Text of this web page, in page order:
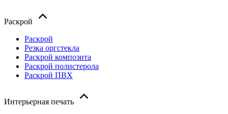
Раскрой
Раскрой
Резка оргстекла
Раскрой композита
Раскрой полистерола
Раскрой ПВХ
Интерьерная печать